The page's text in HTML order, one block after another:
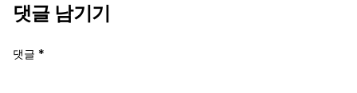
댓글 남기기
댓글 *